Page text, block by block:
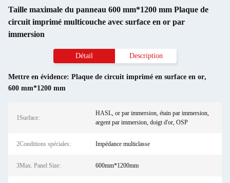
Taille maximale du panneau 600 mm*1200 mm Plaque de
circuit imprimé multicouche avec surface en or par
immersion
Détail Description
Mettre en évidence: Plaque de circuit imprimé en surface en or,
600 mm*1200 mm
1Surface:
HASL, or par immersion, étain par immersion,
argent par immersion, doigt d'or, OSP
2Conditions spéciales: Impédance multiclasse
3Max. Panel Size: 600mm*1200mm